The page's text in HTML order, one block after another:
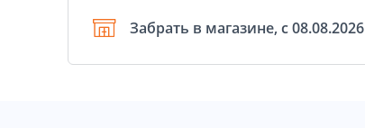
Забрать в магазине, с 08.08.2026